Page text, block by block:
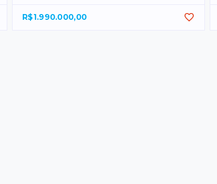
R$1.990.000,00